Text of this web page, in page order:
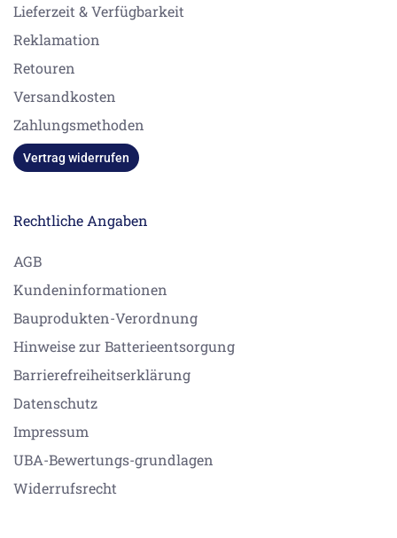
Lieferzeit & Verfügbarkeit
Reklamation
Retouren
Versandkosten
Zahlungsmethoden
Vertrag widerrufen
Rechtliche Angaben
AGB
Kundeninformationen
Bauprodukten-Verordnung
Hinweise zur Batterieentsorgung
Barrierefreiheitserklärung
Datenschutz
Impressum
UBA-Bewertungs-grundlagen
Widerrufsrecht